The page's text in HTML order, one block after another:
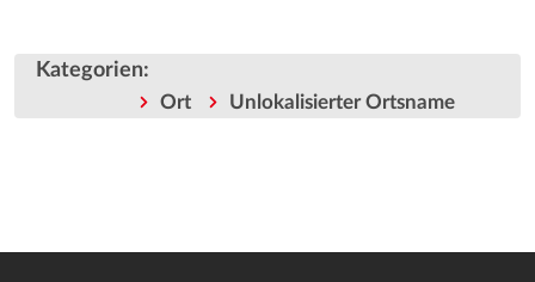
Kategorien:
Ort Unlokalisierter Ortsname